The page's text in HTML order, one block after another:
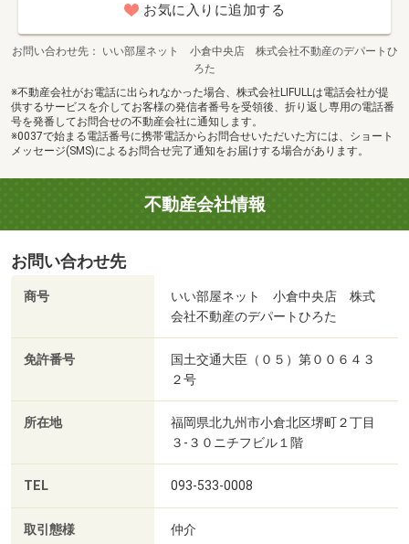
お気に入りに追加する
お問い合わせ先
いい部屋ネット 小倉中央店 株式会社不動産のデパートひ
ろた
※不動産会社がお電話に出られなかった場合、株式会社LIFULLは電話会社が提
供するサービスを介してお客様の発信者番号を受領後、折り返し専用の電話番
号を発番してお問合せの不動産会社に通知します。
※0037で始まる電話番号に携帯電話からお問合せいただいた方には、ショート
メッセージ(SMS)によるお問合せ完了通知をお届けする場合があります。
不動産会社情報
お問い合わせ先
商号
いい部屋ネット 小倉中央店 株式
会社不動産のデパートひろた
免許番号
国土交通大臣（０５）第００６４３
２号
所在地
福岡県北九州市小倉北区堺町２丁目
３‐３０ニチフビル１階
TEL 093-533-0008
取引態様 仲介